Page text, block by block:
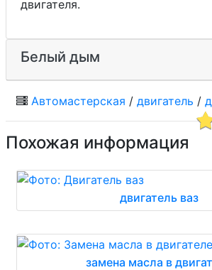
двигателя.
Белый дым
Автомастерская / двигатель /
Похожая информация
двигатель ваз
замена масла в